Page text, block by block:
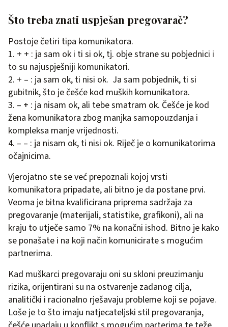
Što treba znati uspješan pregovarač?
Postoje četiri tipa komunikatora.
1. + + : ja sam ok i ti si ok, tj. obje strane su pobjednici i
to su najuspješniji komunikatori.
2. + – : ja sam ok, ti nisi ok. Ja sam pobjednik, ti si
gubitnik, što je češće kod muških komunikatora.
3. – + : ja nisam ok, ali tebe smatram ok. Češće je kod
žena komunikatora zbog manjka samopouzdanja i
kompleksa manje vrijednosti.
4. – – : ja nisam ok, ti nisi ok. Riječ je o komunikatorima
očajnicima.
Vjerojatno ste se već prepoznali kojoj vrsti
komunikatora pripadate, ali bitno je da postane prvi.
Veoma je bitna kvalificirana priprema sadržaja za
pregovaranje (materijali, statistike, grafikoni), ali na
kraju to utječe samo 7% na konačni ishod. Bitno je kako
se ponašate i na koji način komunicirate s mogućim
partnerima.
Kad muškarci pregovaraju oni su skloni preuzimanju
rizika, orijentirani su na ostvarenje zadanog cilja,
analitički i racionalno rješavaju probleme koji se pojave.
Loše je to što imaju natjecateljski stil pregovaranja,